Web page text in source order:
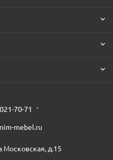
70-71
mebel.ru
Московская, д.15